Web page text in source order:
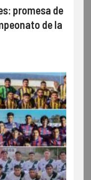
promesa de
de la